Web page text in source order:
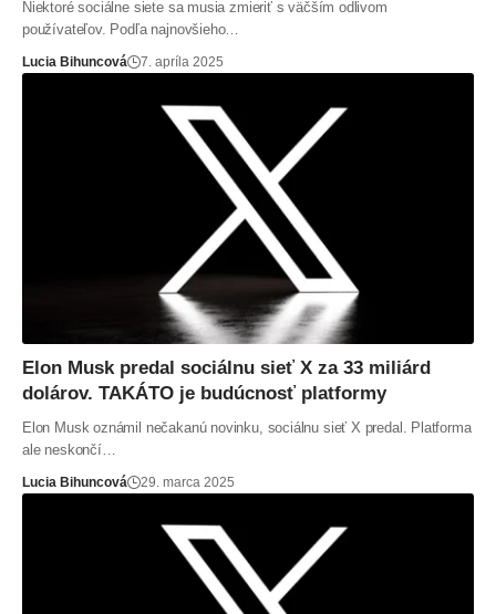
Niektoré sociálne siete sa musia zmieriť s väčším odlivom
používateľov. Podľa najnovšieho…
Lucia Bihuncová 7. apríla 2025
Elon Musk predal sociálnu sieť X za 33 miliárd
dolárov. TAKÁTO je budúcnosť platformy
Elon Musk oznámil nečakanú novinku, sociálnu sieť X predal. Platforma
ale neskončí…
Lucia Bihuncová 29. marca 2025